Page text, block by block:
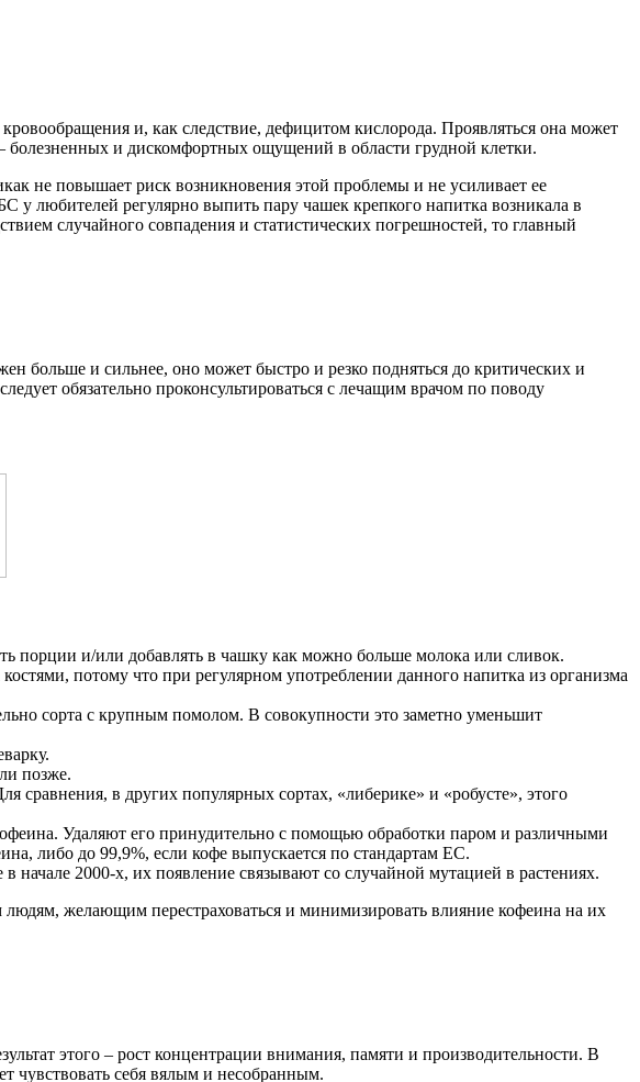
и, как следствие, дефицитом кислорода. Проявляться она может
и дискомфортных ощущений в области грудной клетки.
не повышает риск возникновения этой проблемы и не усиливает ее
любителей регулярно выпить пару чашек крепкого напитка возникала в
случайного совпадения и статистических погрешностей, то главный
больше и сильнее, оно может быстро и резко подняться до критических и
обязательно проконсультироваться с лечащим врачом по поводу
порции и/или добавлять в чашку как можно больше молока или сливок.
потому что при регулярном употреблении данного напитка из организма
сорта с крупным помолом. В совокупности это заметно уменьшит
позже.
сравнения, в других популярных сортах, «либерике» и «робусте», этого
Удаляют его принудительно с помощью обработки паром и различными
либо до 99,9%, если кофе выпускается по стандартам ЕС.
2000-х, их появление связывают со случайной мутацией в растениях.
желающим перестраховаться и минимизировать влияние кофеина на их
этого – рост концентрации внимания, памяти и производительности. В
чувствовать себя вялым и несобранным.